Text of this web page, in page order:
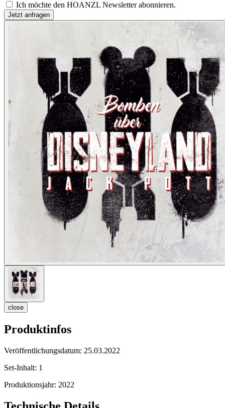
Ich möchte den HOANZL Newsletter abonnieren.
close
Produktinfos
Veröffentlichungsdatum: 25.03.2022
Set-Inhalt: 1
Produktionsjahr: 2022